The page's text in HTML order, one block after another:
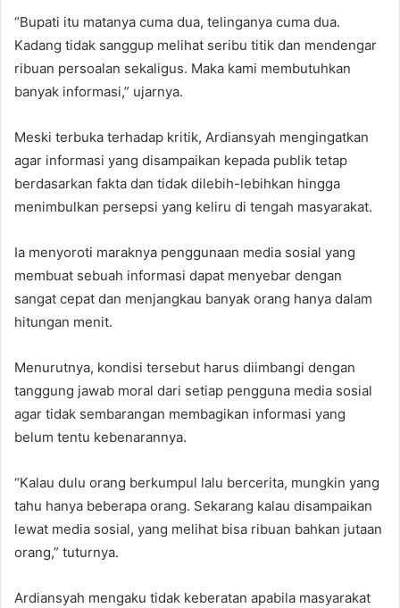
“Bupati itu matanya cuma dua, telinganya cuma dua.
Kadang tidak sanggup melihat seribu titik dan mendengar
ribuan persoalan sekaligus. Maka kami membutuhkan
banyak informasi,” ujarnya.
Meski terbuka terhadap kritik, Ardiansyah mengingatkan
agar informasi yang disampaikan kepada publik tetap
berdasarkan fakta dan tidak dilebih-lebihkan hingga
menimbulkan persepsi yang keliru di tengah masyarakat.
Ia menyoroti maraknya penggunaan media sosial yang
membuat sebuah informasi dapat menyebar dengan
sangat cepat dan menjangkau banyak orang hanya dalam
hitungan menit.
Menurutnya, kondisi tersebut harus diimbangi dengan
tanggung jawab moral dari setiap pengguna media sosial
agar tidak sembarangan membagikan informasi yang
belum tentu kebenarannya.
“Kalau dulu orang berkumpul lalu bercerita, mungkin yang
tahu hanya beberapa orang. Sekarang kalau disampaikan
lewat media sosial, yang melihat bisa ribuan bahkan jutaan
orang,” tuturnya.
Ardiansyah mengaku tidak keberatan apabila masyarakat